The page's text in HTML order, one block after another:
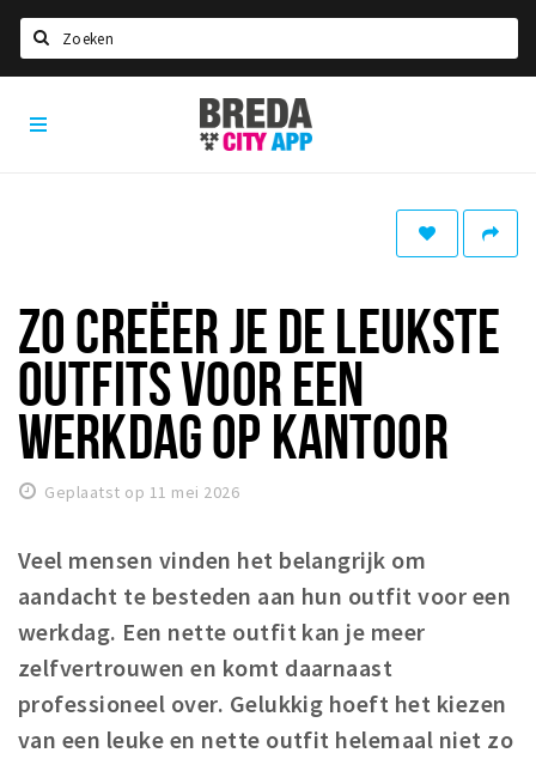
Home
Eten
Drinken
Slapen
Winkelgebieden
Parkeren
Bezienswaardigheden
Musea, theaters & podia
Uitjes & activiteiten
Breda
City
App
ZO CREËER JE DE LEUKSTE
OUTFITS VOOR EEN
WERKDAG OP KANTOOR
Geplaatst op 11 mei 2026
Veel mensen vinden het belangrijk om
aandacht te besteden aan hun outfit voor een
werkdag. Een nette outfit kan je meer
zelfvertrouwen en komt daarnaast
professioneel over. Gelukkig hoeft het kiezen
van een leuke en nette outfit helemaal niet zo